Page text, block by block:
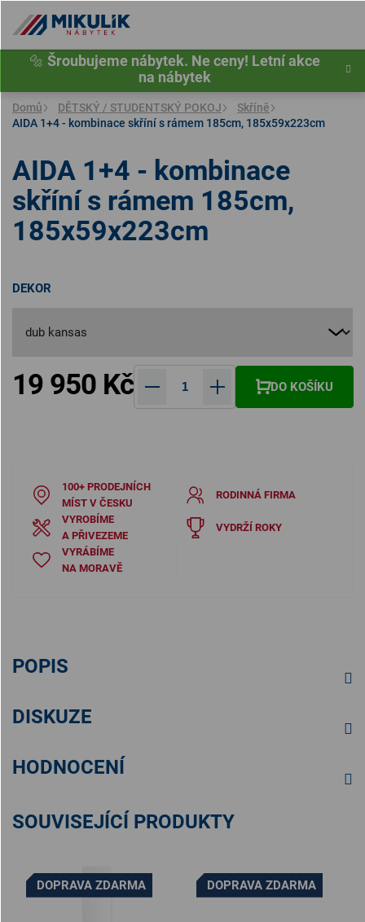
obsah
🔩 Šroubujeme nábytek. Ne ceny! Letní akce
na nábytek
Domů DĚTSKÝ / STUDENTSKÝ POKOJ
Skříně
AIDA 1+4 - kombinace skříní s rámem 185cm, 185x59x223cm
DEKOR
19 950 Kč DO KOŠÍKU
AIDA 1+4 - kombinace
skříní s rámem 185cm,
185x59x223cm
100+ PRODEJNÍCH
MÍST V ČESKU
RODINNÁ FIRMA
VYROBÍME
A PŘIVEZEME
VYDRŽÍ ROKY
VYRÁBÍME
NA MORAVĚ
POPIS
DISKUZE
HODNOCENÍ
SOUVISEJÍCÍ PRODUKTY
DOPRAVA ZDARMA DOPRAVA ZDARMA